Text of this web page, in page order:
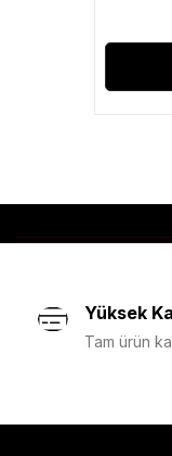
Yüksek
Tam ürün